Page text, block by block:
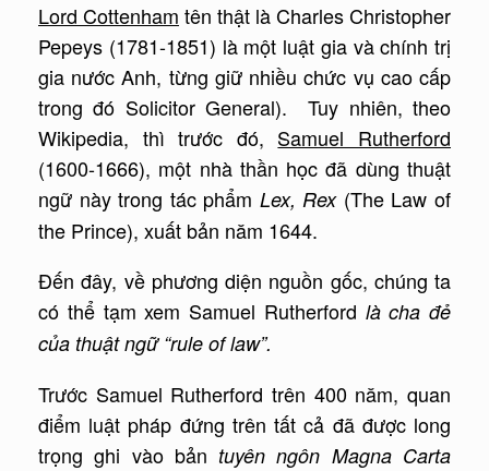
Lord Cottenham tên thật là Charles Christopher
Pepeys (1781-1851) là một luật gia và chính trị
gia nước Anh, từng giữ nhiều chức vụ cao cấp
trong đó Solicitor General). Tuy nhiên, theo
Wikipedia, thì trước đó, Samuel Rutherford
(1600-1666), một nhà thần học đã dùng thuật
ngữ này trong tác phẩm Lex, Rex(The Law of
the Prince), xuất bản năm 1644.
Đến đây, về phương diện nguồn gốc, chúng ta
có thể tạm xem Samuel Rutherford là cha đẻ
của thuật ngữ “rule of law”.
Trước Samuel Rutherford trên 400 năm, quan
điểm luật pháp đứng trên tất cả đã được long
trọng ghi vào bản tuyên ngôn Magna Carta